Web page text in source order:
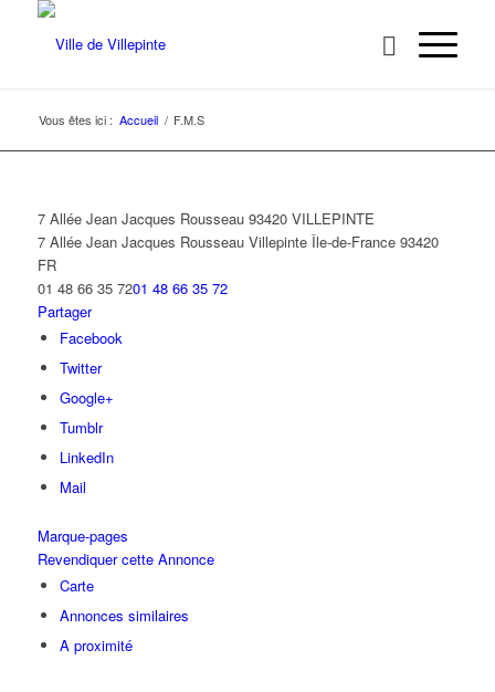
Vous êtes ici : Accueil / F.M.S
7 Allée Jean Jacques Rousseau 93420 VILLEPINTE
7 Allée Jean Jacques Rousseau Villepinte Île-de-France 93420
FR
01 48 66 35 7201 48 66 35 72
Partager
Facebook
Twitter
Google+
Tumblr
LinkedIn
Mail
Marque-pages
Revendiquer cette Annonce
Carte
Annonces similaires
A proximité